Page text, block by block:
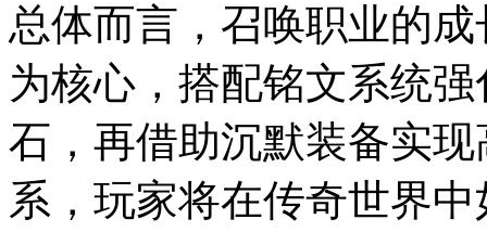
总体而言，召唤职业的
为核心，搭配铭文系统
石，再借助沉默装备实
系，玩家将在传奇世界